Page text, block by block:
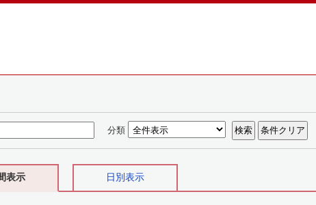
分類
表示 日別表示